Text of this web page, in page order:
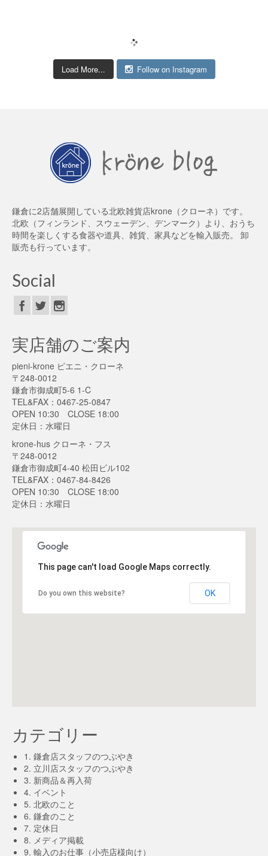
Load More... Follow on Instagram
鎌倉に2店舗展開している北欧雑貨店krone（クローネ）です。
北欧（フィンランド、スウェーデン、デンマーク）より、おうち
時間を楽しくする食器や道具、雑貨、家具などを輸入販売。 卸
販売も行っています。
Social
実店舗のご案内
pieni-krone ピエニ・クローネ
〒248-0012
鎌倉市御成町5-6 1-C
TEL&FAX：0467-25-0847
OPEN 10:30 CLOSE 18:00
定休日：水曜日
krone-hus クローネ・フス
〒248-0012
鎌倉市御成町4-40 松田ビル102
TEL&FAX：0467-84-8426
OPEN 10:30 CLOSE 18:00
定休日：水曜日
This page can't load Google Maps correctly.
Do you own this website? OK
カテゴリー
1. 鎌倉店スタッフのつぶやき
2. 立川店スタッフのつぶやき
3. 新商品＆再入荷
4. イベント
5. 北欧のこと
6. 鎌倉のこと
7. 定休日
8. メディア掲載
9. 輸入のお仕事（小売店様向け）